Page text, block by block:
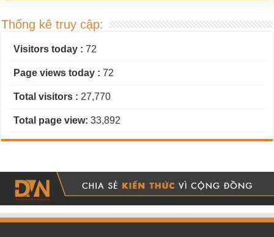
Thống kê truy cập:
Visitors today :72
Page views today :72
Total visitors : 27,770
Total page view:33,892